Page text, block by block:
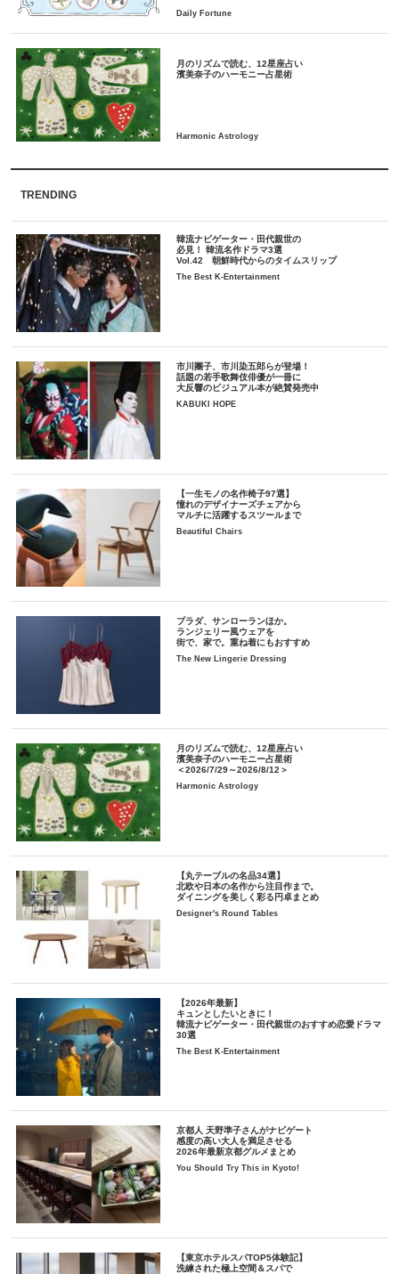
月のリズムで読む、12星座占い
TRENDING
韓流ナビゲーター・田代親世の
必見！ 韓流名作ドラマ3選
Vol.42 朝鮮時代からのタイムスリップ
The Best K-Entertainment
市川團子、市川染五郎らが登場！
話題の若手歌舞伎俳優が一冊に
大反響のビジュアル本が絶賛発売中
KABUKI HOPE
【一生モノの名作椅子97選】
憧れのデザイナーズチェアから
マルチに活躍するスツールまで
Beautiful Chairs
プラダ、サンローランほか。
ランジェリー風ウェアを
街で、家で。重ね着にもおすすめ
The New Lingerie Dressing
月のリズムで読む、12星座占い
濱美奈子のハーモニー占星術
＜2026/7/29～2026/8/12＞
Harmonic Astrology
【丸テーブルの名品34選】
北欧や日本の名作から注目作まで。
ダイニングを美しく彩る円卓まとめ
Designer's Round Tables
【2026年最新】
キュンとしたいときに！
韓流ナビゲーター・田代親世のおすすめ恋愛ドラマ
30選
The Best K-Entertainment
京都人 天野準子さんがナビゲート
感度の高い大人を満足させる
2026年最新京都グルメまとめ
You Should Try This in Kyoto!
【東京ホテルスパTOP5体験記】
洗練された極上空間＆スパで